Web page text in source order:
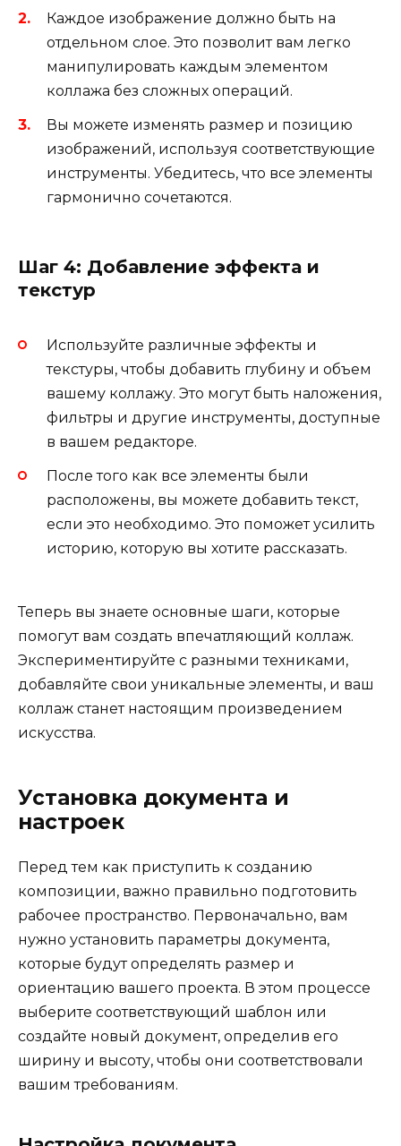
Каждое изображение должно быть на
отдельном слое. Это позволит вам легко
манипулировать каждым элементом
коллажа без сложных операций.
Вы можете изменять размер и позицию
изображений, используя соответствующие
инструменты. Убедитесь, что все элементы
гармонично сочетаются.
Шаг 4: Добавление эффекта и
текстур
Используйте различные эффекты и
текстуры, чтобы добавить глубину и объем
вашему коллажу. Это могут быть наложения,
фильтры и другие инструменты, доступные
в вашем редакторе.
После того как все элементы были
расположены, вы можете добавить текст,
если это необходимо. Это поможет усилить
историю, которую вы хотите рассказать.
Теперь вы знаете основные шаги, которые
помогут вам создать впечатляющий коллаж.
Экспериментируйте с разными техниками,
добавляйте свои уникальные элементы, и ваш
коллаж станет настоящим произведением
искусства.
Установка документа и
настроек
Перед тем как приступить к созданию
композиции, важно правильно подготовить
рабочее пространство. Первоначально, вам
нужно установить параметры документа,
которые будут определять размер и
ориентацию вашего проекта. В этом процессе
выберите соответствующий шаблон или
создайте новый документ, определив его
ширину и высоту, чтобы они соответствовали
вашим требованиям.